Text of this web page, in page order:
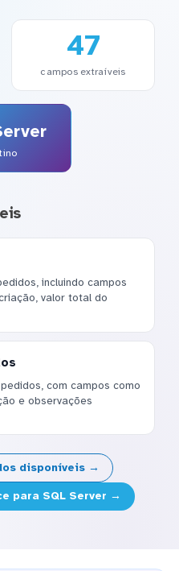
47
campos extraíveis
incluindo campos
valor total do
com campos como
e observações
disponíveis →
para SQL Server →